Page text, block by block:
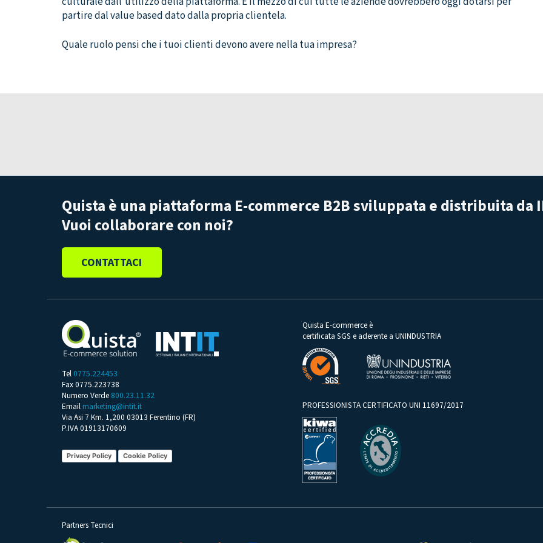
partire dal value based dato dalla propria clientela.
Quale ruolo pensi che i tuoi clienti devono avere nella tua impresa?
Quista è una piattaforma E-commerce B2B sviluppata e distribuita da
Vuoi collaborare con noi?
CONTATTACI
Tel 0775.224453
Fax 0775.223738
Numero Verde 800.23.11.32
Email marketing@intit.it
Via Asi 7 Km. 1,200 03013 Ferentino (FR)
P.IVA 01913170609
Privacy Policy Cookie Policy
Quista E-commerce è
certificata SGS e aderente a UNINDUSTRIA
PROFESSIONISTA CERTIFICATO UNI 11697/2017
Partners Tecnici